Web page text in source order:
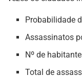
Probabilidade
Assassinatos
Nº de
Total de